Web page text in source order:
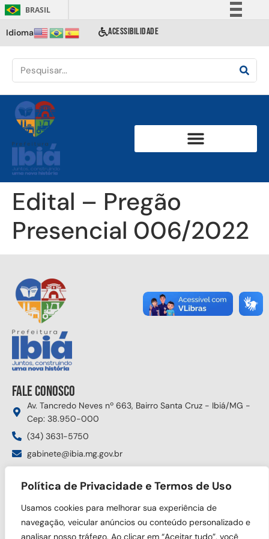
Política de Privacidade e Termos de Uso
Usamos cookies para melhorar sua experiência de
navegação, veicular anúncios ou conteúdo personalizado e
analisar nosso tráfego. Ao clicar em “Aceitar tudo”, você
BRASIL
Comunica BR
Acesso à informação
Idioma ACESSIBILIDADE
Edital – Pregão
Presencial 006/2022
Fale conosco
Av. Tancredo Neves nº 663, Bairro Santa Cruz - Ibiá/MG -
Cep: 38.950-000
(34) 3631-5750
gabinete@ibia.mg.gov.br